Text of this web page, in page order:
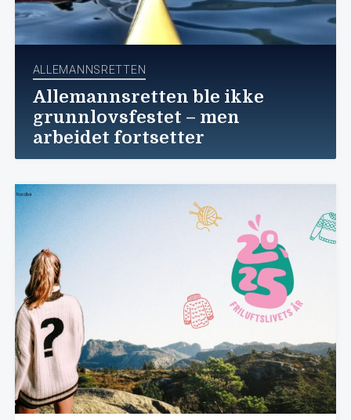
ALLEMANNSRETTEN
Allemannsretten ble ikke
grunnlovsfestet – men
arbeidet fortsetter